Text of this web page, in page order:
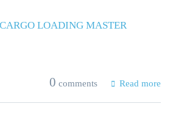
0 comments Read more